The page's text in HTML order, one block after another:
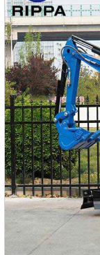
обеспечивает